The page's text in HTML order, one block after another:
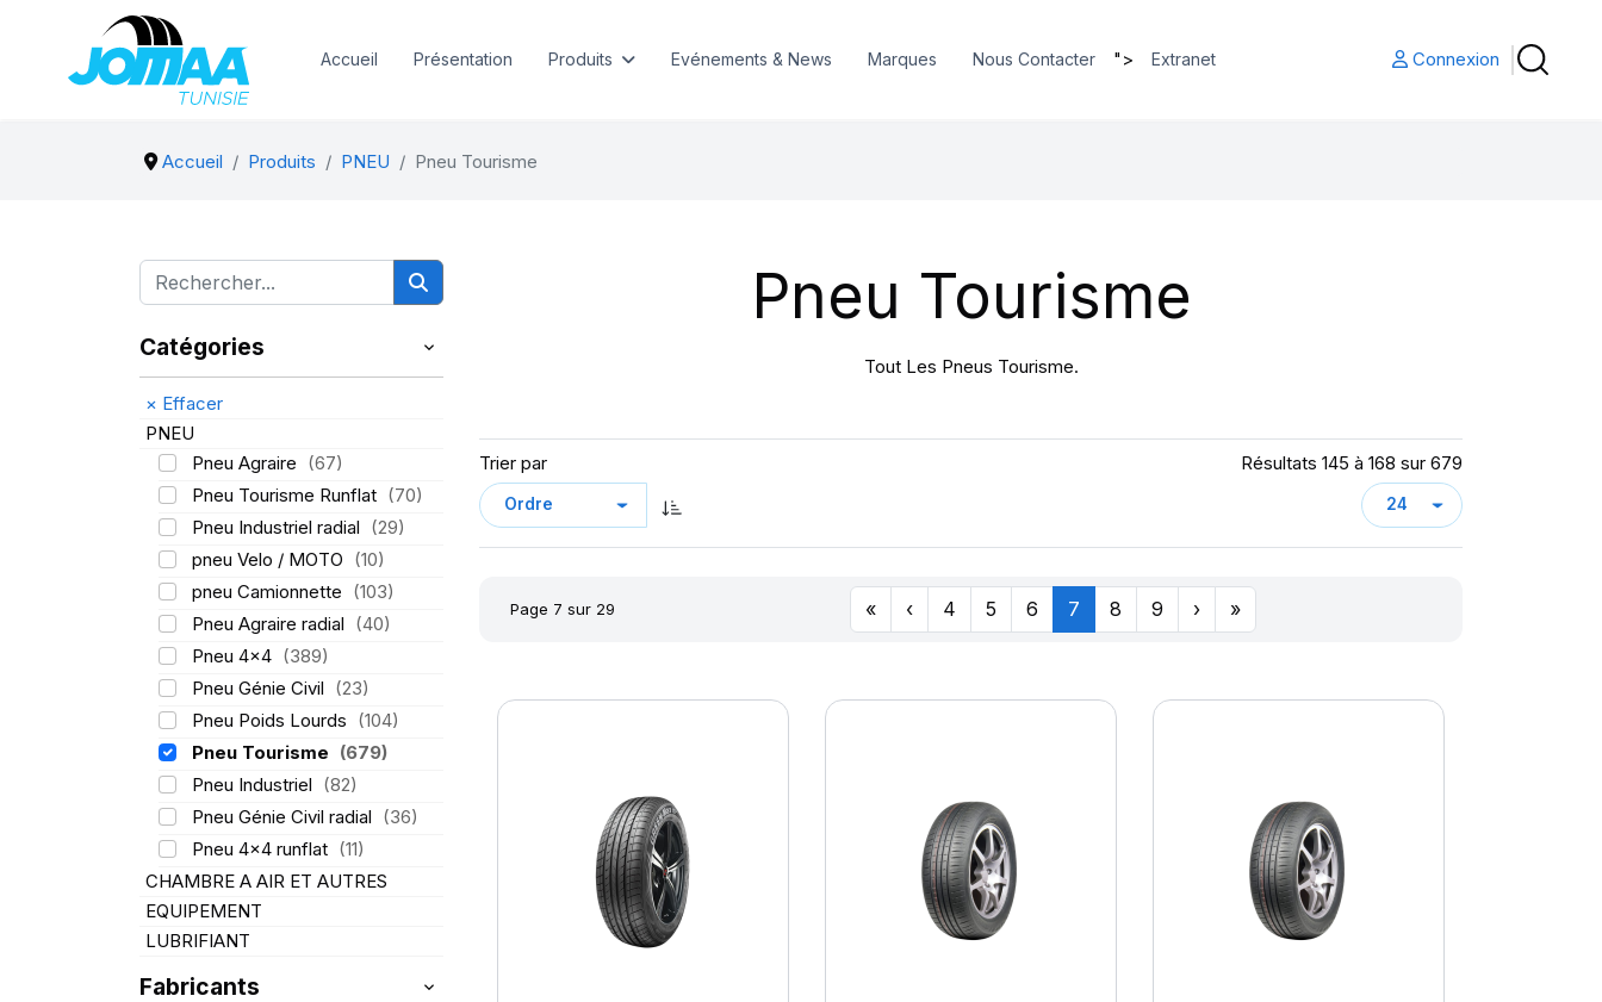
Accueil Présentation Produits Evénements & News Marques Nous Contacter "> Extranet Connexion
Accueil Produits PNEU Pneu Tourisme
Catégories
× Effacer
PNEU
Pneu Agraire (67)
Pneu Tourisme Runflat (70)
Pneu Industriel radial (29)
pneu Velo / MOTO (10)
pneu Camionnette (103)
Pneu Agraire radial (40)
Pneu 4x4 (389)
Pneu Génie Civil (23)
Pneu Poids Lourds (104)
Pneu Tourisme (679)
Pneu Industriel (82)
Pneu Génie Civil radial (36)
Pneu 4x4 runflat (11)
CHAMBRE A AIR ET AUTRES
EQUIPEMENT
LUBRIFIANT
Fabricants
Pneu Tourisme
Tout Les Pneus Tourisme.
Trier par Résultats 145 à 168 sur 679
Page 7 sur 29 « ‹ 4 5 6 7 8 9 › »